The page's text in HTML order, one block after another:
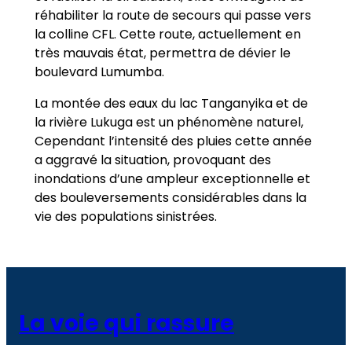
réhabiliter la route de secours qui passe vers
la colline CFL. Cette route, actuellement en
très mauvais état, permettra de dévier le
boulevard Lumumba.
La montée des eaux du lac Tanganyika et de
la rivière Lukuga est un phénomène naturel,
Cependant l’intensité des pluies cette année
a aggravé la situation, provoquant des
inondations d’une ampleur exceptionnelle et
des bouleversements considérables dans la
vie des populations sinistrées.
La voie qui rassure